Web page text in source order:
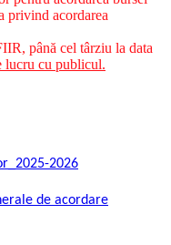
privind acordarea
până cel târziu la data
lucru cu publicul.
2026
de acordare